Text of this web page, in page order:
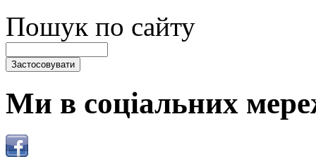
Пошук по сайту
Ми в соціальних